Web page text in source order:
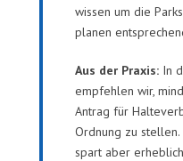
wissen um die
planen
Aus der Praxis: In
empfehlen wir,
Antrag für
Ordnung zu
spart aber